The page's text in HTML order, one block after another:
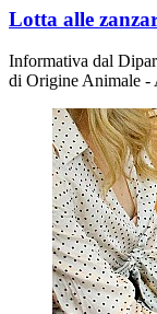
Lotta alle
Informativa dal
di Origine Animale -